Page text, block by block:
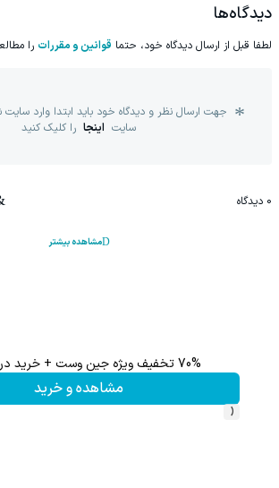
دیدگاه‌ها
لطفا قبل از ارسال دیدگاه خود، حتما قوانین و مقررات را
جهت ارسال نظر و دیدگاه خود باید ابتدا وارد
سایت اینجا را کلیک کنید
0 دیدگاه
مشاهده بیشتر
70% تخفیف ویژه جین وست + خرید در4 قسطه
مشاهده و خرید
‹